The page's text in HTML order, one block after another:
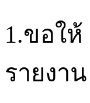
1.ขอให้
รายงาน